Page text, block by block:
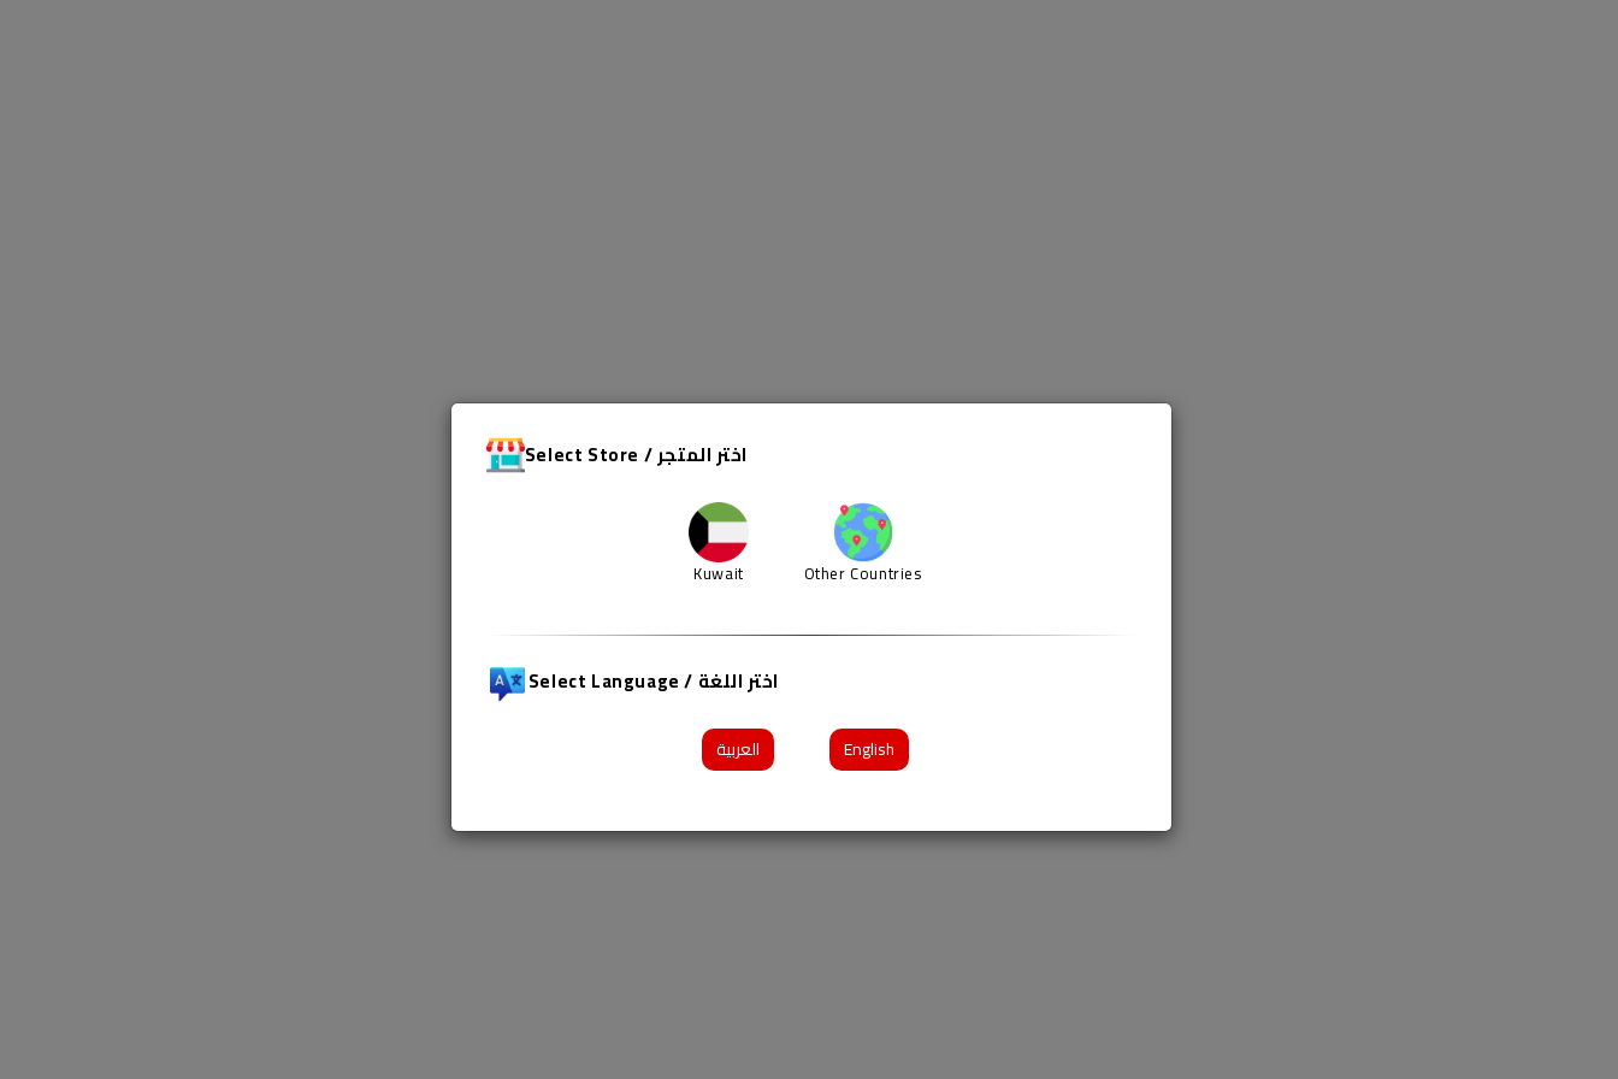
Select Store / اختر المتجر
Kuwait Other Countries
Select Language / اختر اللغة
العربية English